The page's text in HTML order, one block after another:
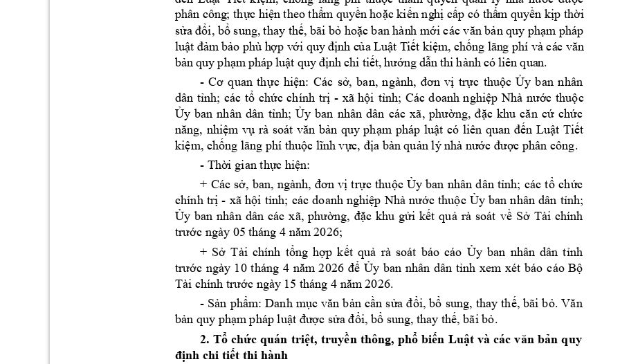
phân công; thực hiện theo thẩm quyền hoặc kiến nghị cấp có thẩm quyền kịp thời
sửa đổi, bổ sung, thay thế, bãi bỏ hoặc ban hành mới các văn bản quy phạm pháp
luật đảm bảo phù hợp với quy định của Luật Tiết kiệm, chống lãng phí và các văn
bản quy phạm pháp luật quy định chi tiết, hướng dẫn thi hành có liên quan.
- Cơ quan thực hiện: Các sở, ban, ngành, đơn vị trực thuộc Ủy ban nhân
dân tỉnh; các tổ chức chính trị - xã hội tỉnh; Các doanh nghiệp Nhà nước thuộc
Ủy ban nhân dân tỉnh; Ủy ban nhân dân các xã, phường, đặc khu căn cứ chức
năng, nhiệm vụ rà soát văn bản quy phạm pháp luật có liên quan đến Luật Tiết
kiệm, chống lãng phí thuộc lĩnh vực, địa bàn quản lý nhà nước được phân công.
- Thời gian thực hiện:
+ Các sở, ban, ngành, đơn vị trực thuộc Ủy ban nhân dân tỉnh; các tổ chức
chính trị - xã hội tỉnh; các doanh nghiệp Nhà nước thuộc Ủy ban nhân dân tỉnh;
Ủy ban nhân dân các xã, phường, đặc khu gửi kết quả rà soát về Sở Tài chính
trước ngày 05 tháng 4 năm 2026;
+ Sở Tài chính tổng hợp kết quả rà soát báo cáo Ủy ban nhân dân tỉnh
trước ngày 10 tháng 4 năm 2026 để Ủy ban nhân dân tỉnh xem xét báo cáo Bộ
Tài chính trước ngày 15 tháng 4 năm 2026.
- Sản phẩm: Danh mục văn bản cần sửa đổi, bổ sung, thay thế, bãi bỏ. Văn
bản quy phạm pháp luật được sửa đổi, bổ sung, thay thế, bãi bỏ.
2. Tổ chức quán triệt, truyền thông, phổ biến Luật và các văn bản quy
định chi tiết thi hành